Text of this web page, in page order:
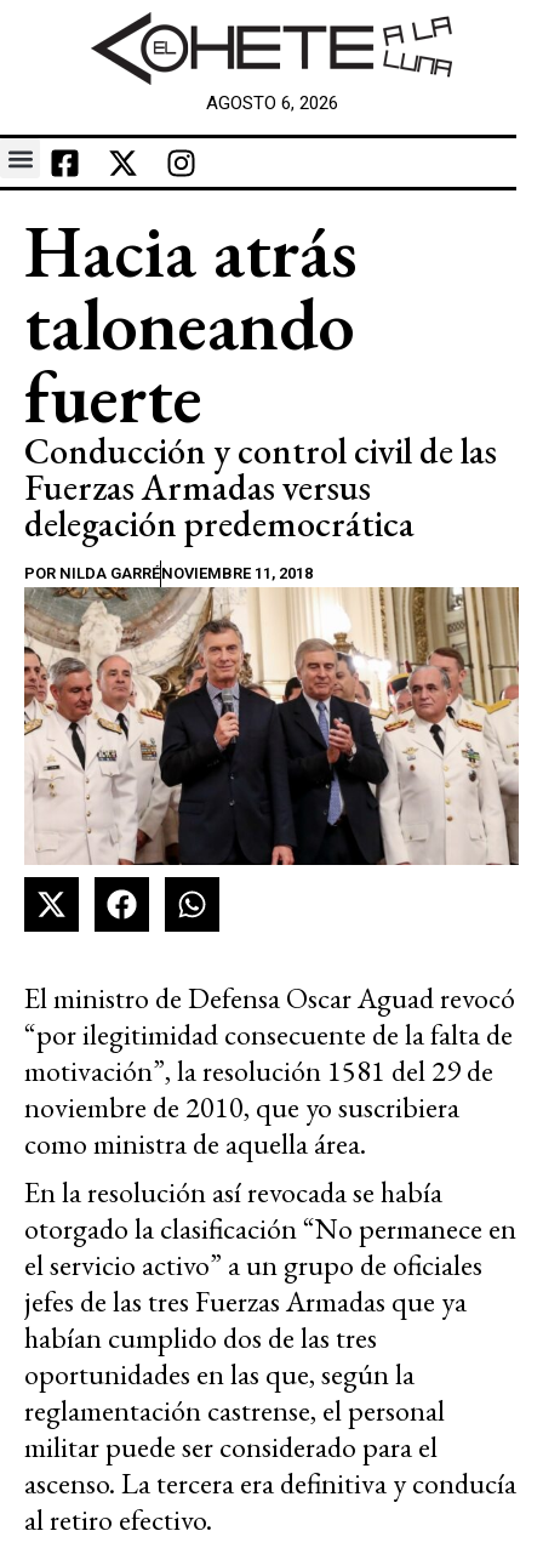
AGOSTO 6, 2026
Hacia atrás
taloneando
fuerte
Conducción y control civil de las
Fuerzas Armadas versus
delegación predemocrática
POR NILDA GARRÉNOVIEMBRE 11, 2018
El ministro de Defensa Oscar Aguad revocó
“por ilegitimidad consecuente de la falta de
motivación”, la resolución 1581 del 29 de
noviembre de 2010, que yo suscribiera
como ministra de aquella área.
En la resolución así revocada se había
otorgado la clasificación “No permanece en
el servicio activo” a un grupo de oficiales
jefes de las tres Fuerzas Armadas que ya
habían cumplido dos de las tres
oportunidades en las que, según la
reglamentación castrense, el personal
militar puede ser considerado para el
ascenso. La tercera era definitiva y conducía
al retiro efectivo.